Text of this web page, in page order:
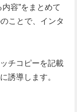
容”をまとめて
ことで、インタ
チコピーを記載
誘導します。